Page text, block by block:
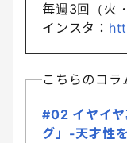
毎週3回（火
インスタ：
こちらのコラ
#02 イヤイヤ
グ」-天才性